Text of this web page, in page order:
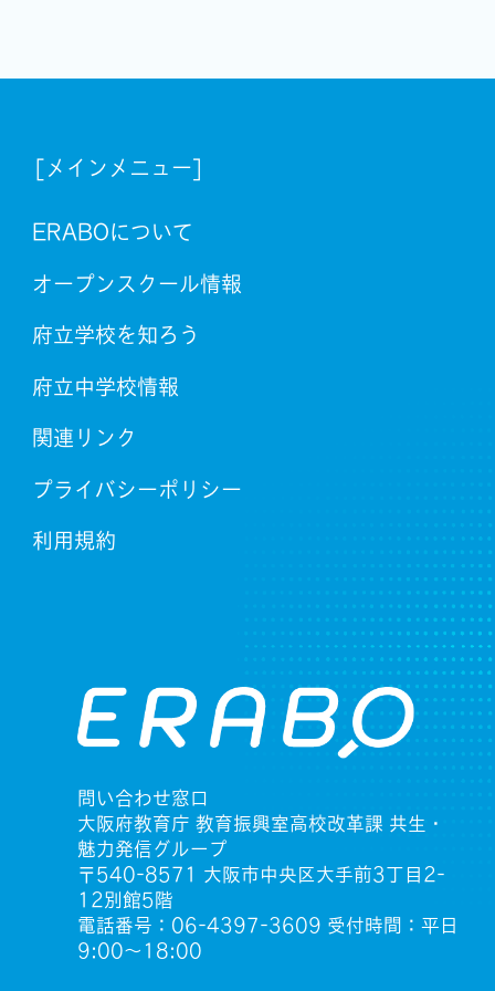
[メインメニュー]
ERABOについて
オープンスクール情報
府立学校を知ろう
府立中学校情報
関連リンク
プライバシーポリシー
利用規約
問い合わせ窓口
大阪府教育庁 教育振興室高校改革課 共生・
魅力発信グループ
〒540-8571 大阪市中央区大手前3丁目2-
12別館5階
電話番号：06-4397-3609 受付時間：平日
9:00〜18:00